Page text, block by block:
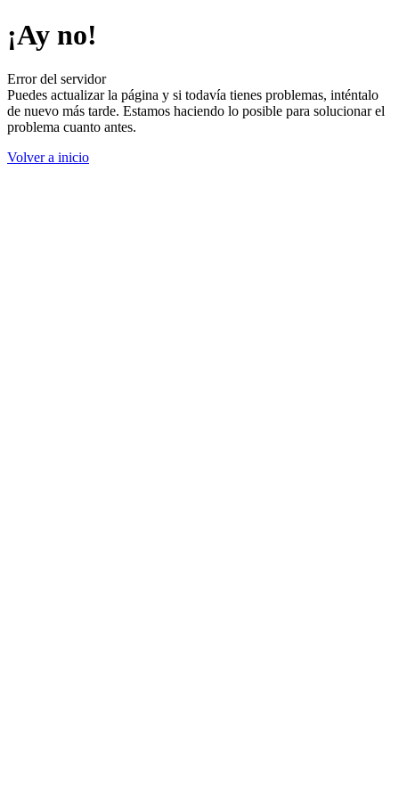
¡Ay no!
Error del servidor
Puedes actualizar la página y si todavía tienes problemas, inténtalo
de nuevo más tarde. Estamos haciendo lo posible para solucionar el
problema cuanto antes.
Volver a inicio